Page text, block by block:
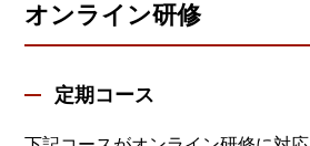
オンライン研修
定期コース